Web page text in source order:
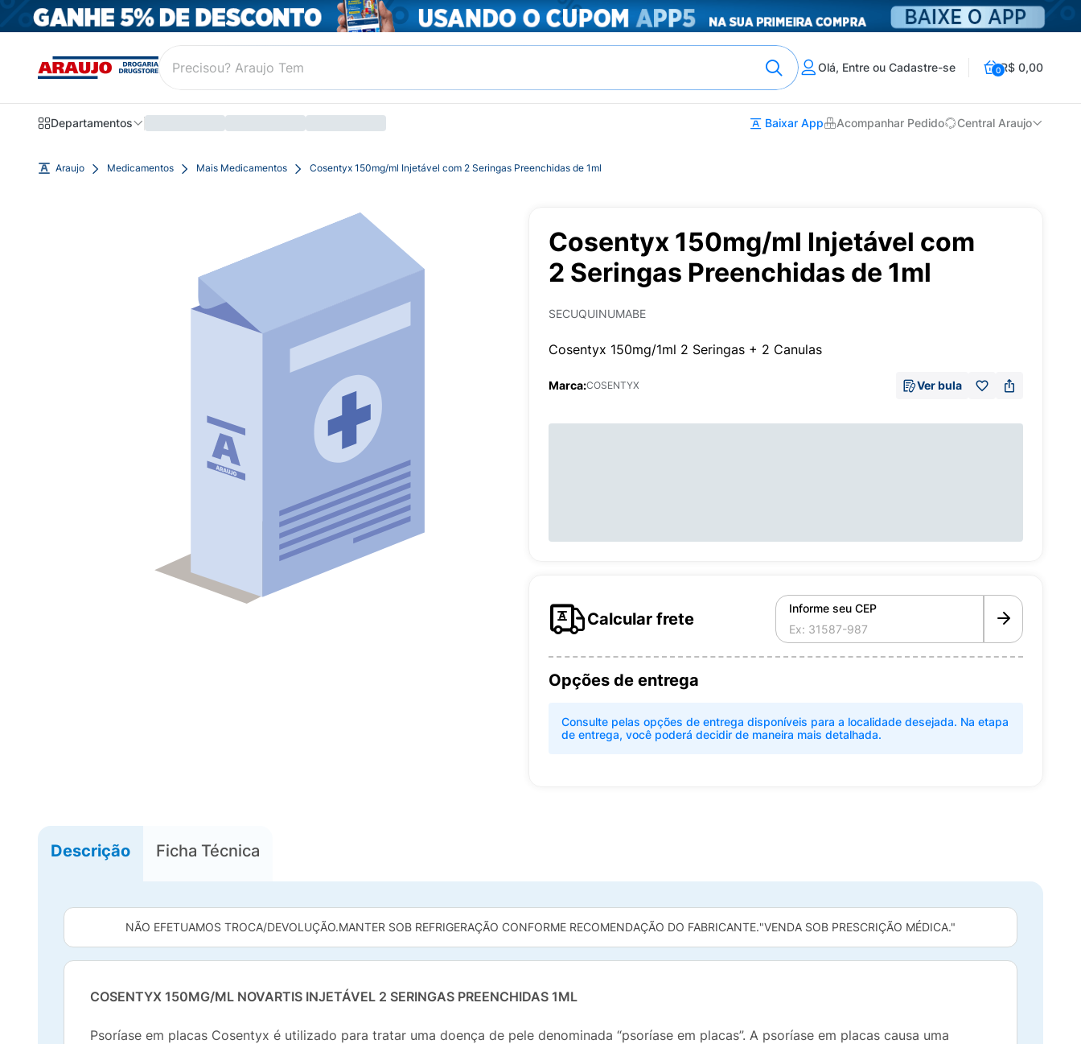
Olá, Entre ou Cadastre-se 0R$ 0,00
Departamentos Baixar App Acompanhar Pedido Central Araujo
Araujo Medicamentos Mais Medicamentos Cosentyx 150mg/ml Injetável com 2 Seringas Preenchidas de 1ml
Cosentyx 150mg/ml Injetável com
2 Seringas Preenchidas de 1ml
SECUQUINUMABE
Cosentyx 150mg/1ml 2 Seringas + 2 Canulas
Marca:COSENTYX Ver bula
Calcular frete
Informe seu CEP
Opções de entrega
Consulte pelas opções de entrega disponíveis para a localidade desejada. Na etapa
de entrega, você poderá decidir de maneira mais detalhada.
Descrição Ficha Técnica
NÃO EFETUAMOS TROCA/DEVOLUÇÃO.MANTER SOB REFRIGERAÇÃO CONFORME RECOMENDAÇÃO DO FABRICANTE."VENDA SOB PRESCRIÇÃO MÉDICA."
COSENTYX 150MG/ML NOVARTIS INJETÁVEL 2 SERINGAS PREENCHIDAS 1ML
Psoríase em placas Cosentyx é utilizado para tratar uma doença de pele denominada “psoríase em placas”. A psoríase em placas causa uma